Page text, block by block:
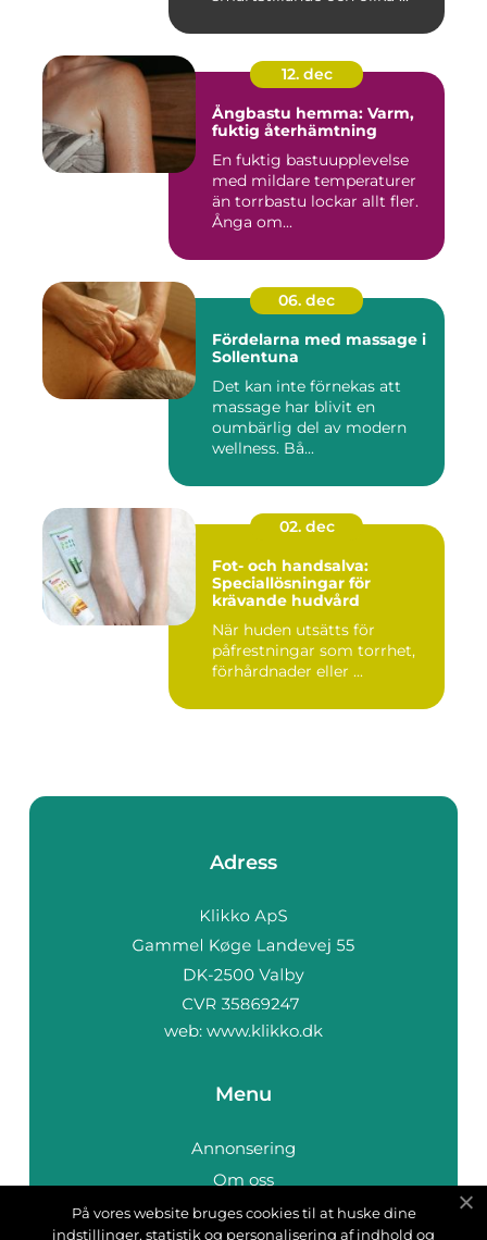
12. dec
Ångbastu hemma: Varm,
fuktig återhämtning
En fuktig bastuupplevelse
med mildare temperaturer
än torrbastu lockar allt fler.
Ånga om...
06. dec
Fördelarna med massage i
Sollentuna
Det kan inte förnekas att
massage har blivit en
oumbärlig del av modern
wellness. Bå...
02. dec
Fot- och handsalva:
Speciallösningar för
krävande hudvård
När huden utsätts för
påfrestningar som torrhet,
förhårdnader eller ...
Adress
web: www.klikko.dk
Menu
Annonsering
Om oss
Cookies
På vores website bruges cookies til at huske dine
indstillinger, statistik og personalisering af indhold og